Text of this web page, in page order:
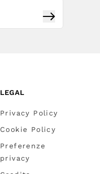
Iscriviti
LEGAL
Privacy Policy
Cookie Policy
Preferenze
privacy